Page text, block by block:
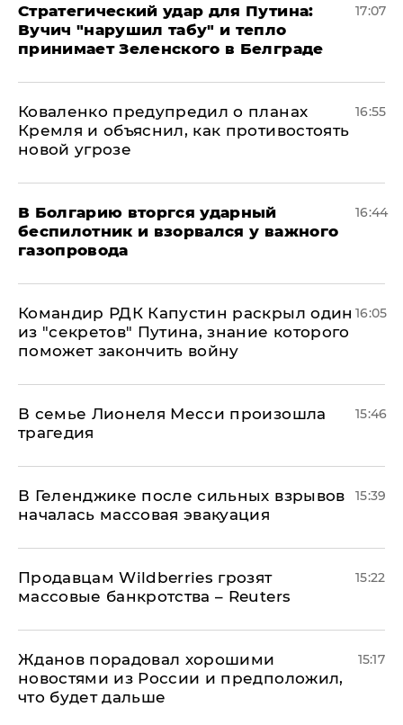
Стратегический удар для Путина:
Вучич "нарушил табу" и тепло
принимает Зеленского в Белграде
17:07
Коваленко предупредил о планах
Кремля и объяснил, как противостоять
новой угрозе
16:55
В Болгарию вторгся ударный
беспилотник и взорвался у важного
газопровода
16:44
Командир РДК Капустин раскрыл один
из "секретов" Путина, знание которого
поможет закончить войну
16:05
В семье Лионеля Месси произошла
трагедия
15:46
В Геленджике после сильных взрывов
началась массовая эвакуация
15:39
Продавцам Wildberries грозят
массовые банкротства – Reuters
15:22
Жданов порадовал хорошими
новостями из России и предположил,
что будет дальше
15:17